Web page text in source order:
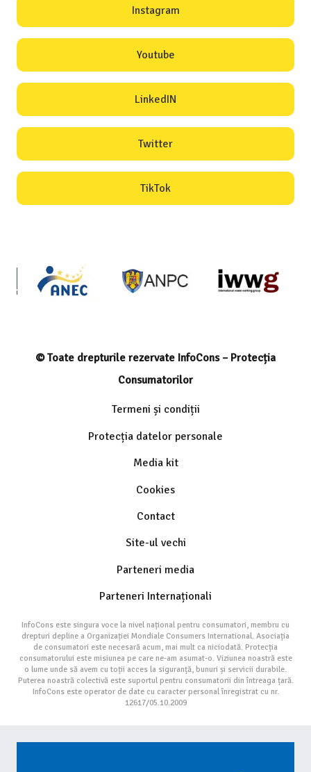
Instagram
Youtube
LinkedIN
Twitter
TikTok
© Toate drepturile rezervate InfoCons – Protecția
Consumatorilor
Termeni și condiții
Protecția datelor personale
Media kit
Cookies
Contact
Site-ul vechi
Parteneri media
Parteneri Internaționali
InfoCons este singura voce la nivel național pentru consumatori, membru cu
drepturi depline a Organizației Mondiale Consumers International. Asociația
de consumatori este necesară acum, mai mult ca niciodată. Protecția
consumatorului este misiunea pe care ne-am asumat-o. Viziunea noastră este
o lume unde să avem cu toții acces la siguranță, bunuri și servicii durabile.
Puterea noastră colectivă este suportul pentru consumatorii din întreaga țară.
InfoCons este operator de date cu caracter personal înregistrat cu nr.
12617/05.10.2009